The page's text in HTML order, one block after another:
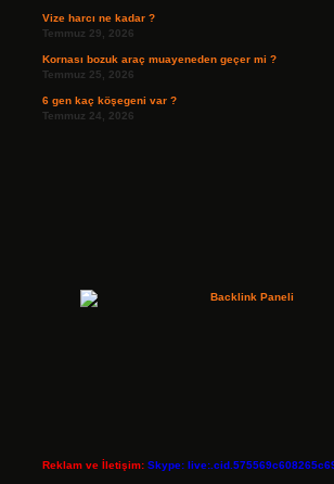
Vize harcı ne kadar ?
Temmuz 29, 2026
Kornası bozuk araç muayeneden geçer mi ?
Temmuz 25, 2026
6 gen kaç köşegeni var ?
Temmuz 24, 2026
Reklam ve İletişim: Skype: